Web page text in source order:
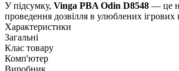
У підсумку, Vinga PBA Odin D8548 — це
проведення дозвілля в улюблених
Характеристики
Загальні
Клас товару
Комп'ютер